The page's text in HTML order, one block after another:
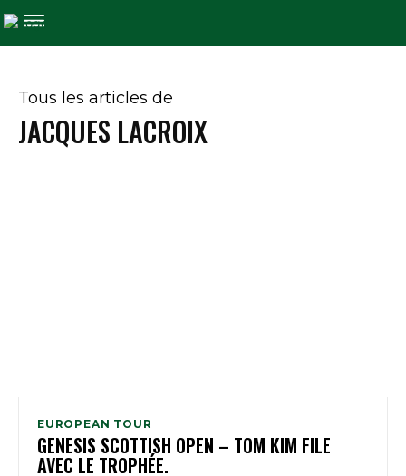
Tous les articles de
JACQUES LACROIX
EUROPEAN TOUR
GENESIS SCOTTISH OPEN – TOM KIM FILE
AVEC LE TROPHÉE.